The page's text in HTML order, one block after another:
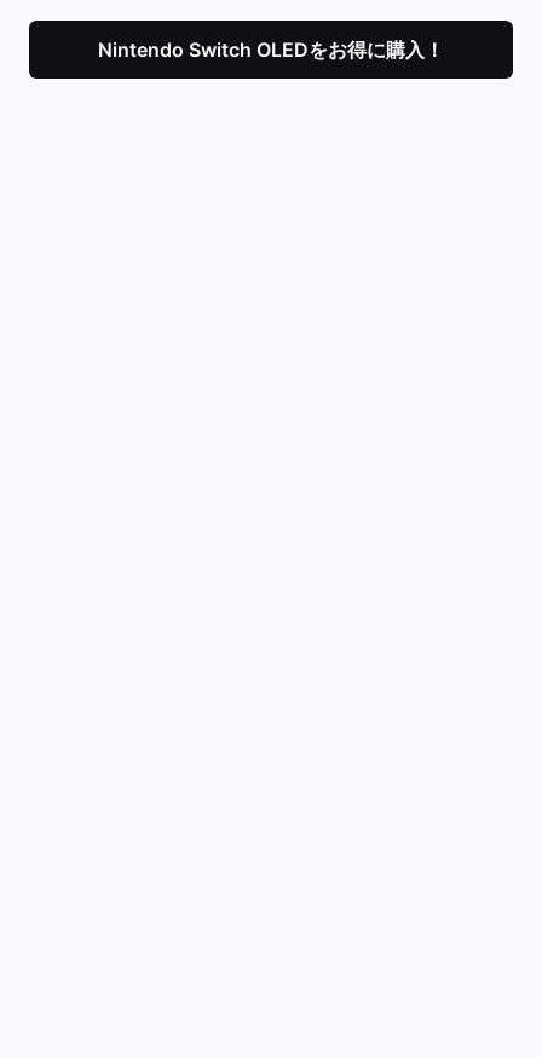
Nintendo Switch OLEDをお得に購入！